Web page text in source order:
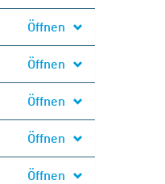
Öffnen
Öffnen
Öffnen
Öffnen
Öffnen